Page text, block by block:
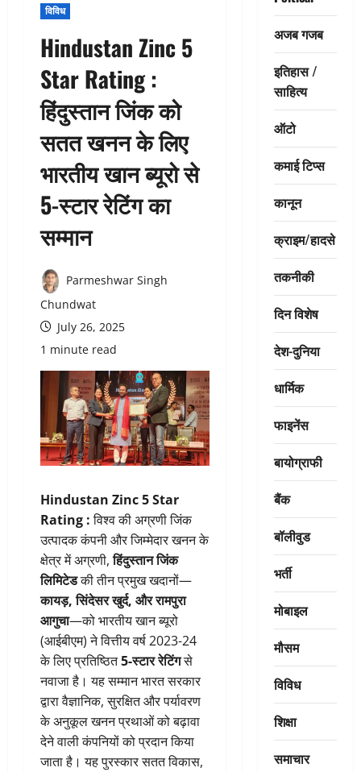
विविध
Hindustan Zinc 5
Star Rating :
हिंदुस्तान जिंक को
सतत खनन के लिए
भारतीय खान ब्यूरो से
5-स्टार रेटिंग का
सम्मान
Parmeshwar Singh
Chundwat
July 26, 2025
1 minute read
Hindustan Zinc 5 Star
Rating :विश्व की अग्रणी जिंक
उत्पादक कंपनी और जिम्मेदार खनन के
क्षेत्र में अग्रणी,हिंदुस्तान जिंक
लिमिटेडकी तीन प्रमुख खदानों—
कायड़, सिंदेसर खुर्द, और रामपुरा
आगुचा—को भारतीय खान ब्यूरो
(आईबीएम) ने वित्तीय वर्ष 2023-24
के लिए प्रतिष्ठित5-स्टार रेटिंगसे
नवाजा है। यह सम्मान भारत सरकार
द्वारा वैज्ञानिक, सुरक्षित और पर्यावरण
के अनुकूल खनन प्रथाओं को बढ़ावा
देने वाली कंपनियों को प्रदान किया
जाता है। यह पुरस्कार सतत विकास,
अजब गजब
इतिहास /
साहित्य
ऑटो
कमाई टिप्स
कानून
क्राइम/हादसे
तकनीकी
दिन विशेष
देश-दुनिया
धार्मिक
फाइनेंस
बायोग्राफी
बैंक
बॉलीवुड
भर्ती
मोबाइल
मौसम
विविध
शिक्षा
समाचार